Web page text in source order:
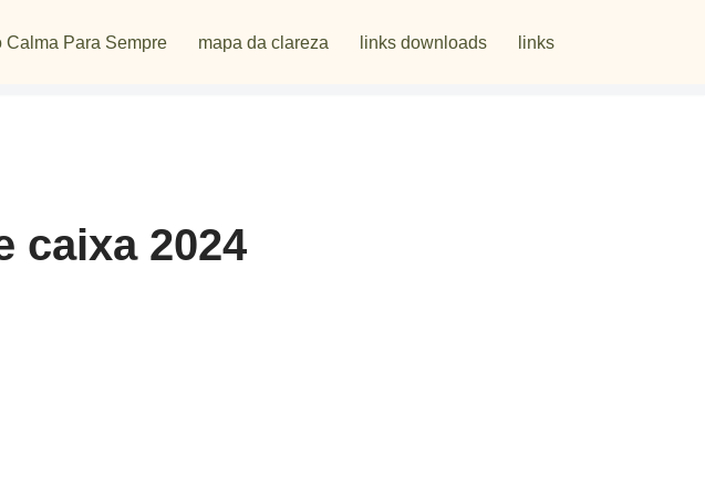
Calma Para Sempre mapa da clareza links downloads links
caixa 2024